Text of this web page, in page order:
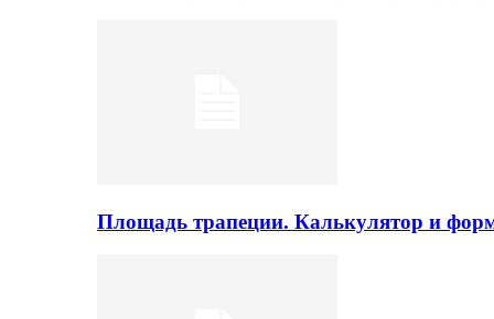
Площадь трапеции. Калькулятор и